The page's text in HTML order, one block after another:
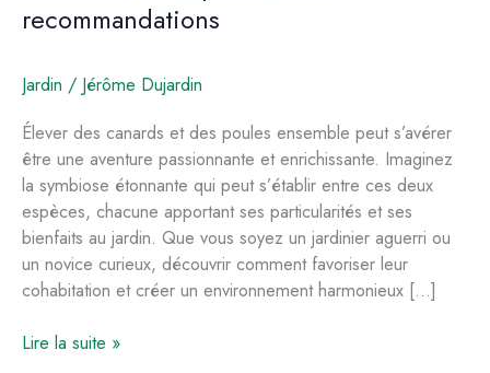
recommandations
Jardin / Jérôme Dujardin
Élever des canards et des poules ensemble peut s’avérer
être une aventure passionnante et enrichissante. Imaginez
la symbiose étonnante qui peut s’établir entre ces deux
espèces, chacune apportant ses particularités et ses
bienfaits au jardin. Que vous soyez un jardinier aguerri ou
un novice curieux, découvrir comment favoriser leur
cohabitation et créer un environnement harmonieux […]
Élever
Lire la suite »